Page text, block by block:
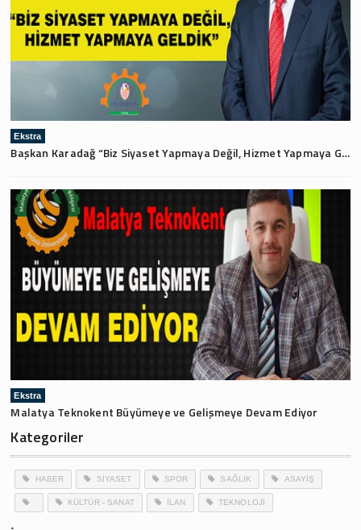
Ekstra
Başkan Karadağ “Biz Siyaset Yapmaya Değil, Hizmet Yapmaya Geldik”
Ekstra
Malatya Teknokent Büyümeye ve Gelişmeye Devam Ediyor
Kategoriler
HABER SİYASET SPOR SAĞLIK ASAYİŞ
KÜLTÜR - SANAT İLAN TEKNOLOJİ